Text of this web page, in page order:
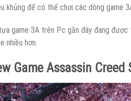
khủng để có thể chơi các dòng game
game 3A trên Pc gần đây đang
nhiều hơn.
Game Assassin Creed